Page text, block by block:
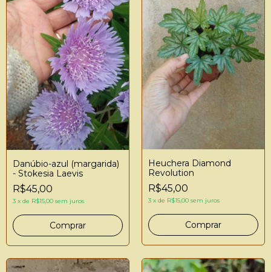
Danúbio-azul (margarida)
- Stokesia Laevis
R$45,00
3 x de R$15,00 sem juros
Heuchera Diamond
Revolution
R$45,00
3 x de R$15,00 sem juros